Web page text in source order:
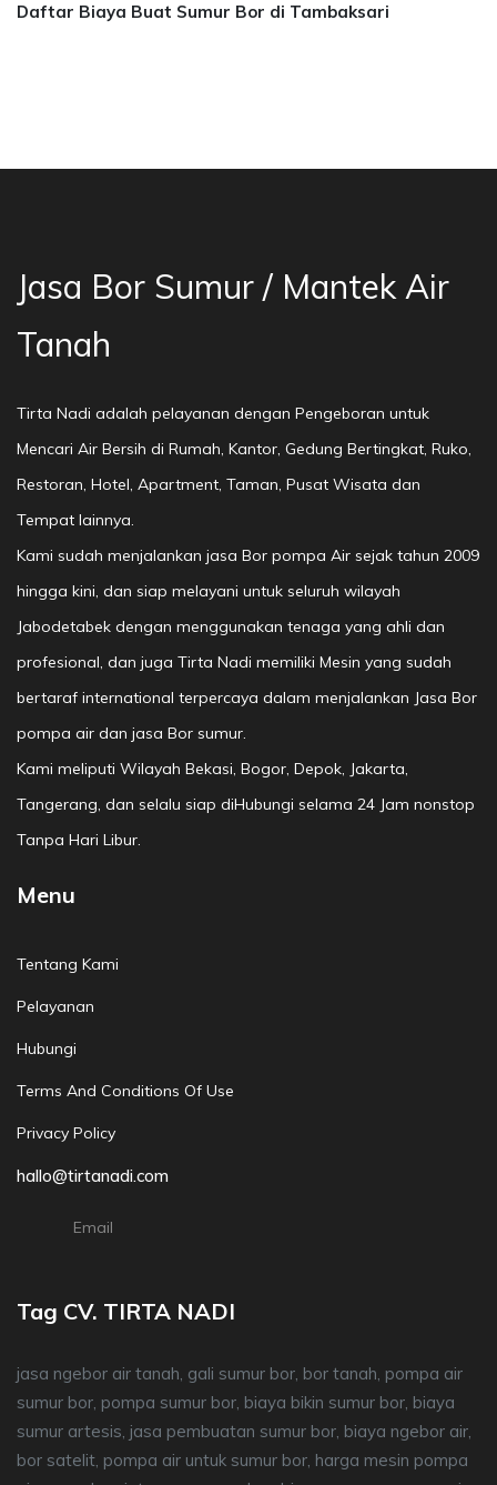
Daftar Biaya Buat Sumur Bor di Tambaksari
Jasa Bor Sumur / Mantek Air
Tanah
Tirta Nadi adalah pelayanan dengan Pengeboran untuk
Mencari Air Bersih di Rumah, Kantor, Gedung Bertingkat, Ruko,
Restoran, Hotel, Apartment, Taman, Pusat Wisata dan
Tempat lainnya.
Kami sudah menjalankan jasa Bor pompa Air sejak tahun 2009
hingga kini, dan siap melayani untuk seluruh wilayah
Jabodetabek dengan menggunakan tenaga yang ahli dan
profesional, dan juga Tirta Nadi memiliki Mesin yang sudah
bertaraf international terpercaya dalam menjalankan Jasa Bor
pompa air dan jasa Bor sumur.
Kami meliputi Wilayah Bekasi, Bogor, Depok, Jakarta,
Tangerang, dan selalu siap diHubungi selama 24 Jam nonstop
Tanpa Hari Libur.
Menu
Tentang Kami
Pelayanan
Hubungi
Terms And Conditions Of Use
Privacy Policy
hallo@tirtanadi.com
Email
Tag CV. TIRTA NADI
jasa ngebor air tanah, gali sumur bor, bor tanah, pompa air
sumur bor, pompa sumur bor, biaya bikin sumur bor, biaya
sumur artesis, jasa pembuatan sumur bor, biaya ngebor air,
bor satelit, pompa air untuk sumur bor, harga mesin pompa